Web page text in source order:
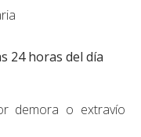
24 horas del día
demora o extravío